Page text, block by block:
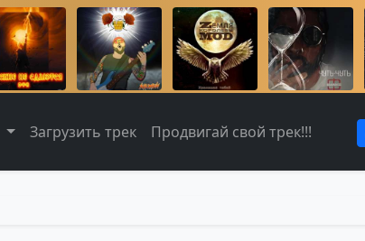
Загрузить трек Продвигай свой трек!!!